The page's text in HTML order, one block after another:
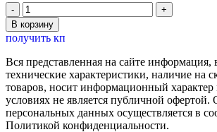
Количество
товара
Цифровая
лаборатория
по
экологии
для
ученика
Строникум
В корзину
получить кп
Вся представленная на сайте информация,
технические характеристики, наличие на
товаров, носит информационный
условиях не является публичной офертой.
персональных данных осуществляется в
Политикой конфиденциальности.